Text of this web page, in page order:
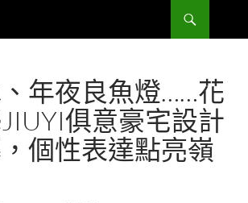
年夜良魚燈……花
俱意豪宅設計
個性表達點亮嶺